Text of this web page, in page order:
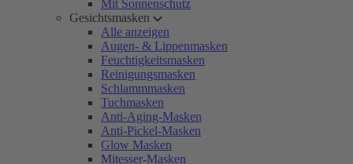
Mit Sonnenschutz
Gesichtsmasken
Alle anzeigen
Augen- & Lippenmasken
Feuchtigkeitsmasken
Reinigungsmasken
Schlammmasken
Tuchmasken
Anti-Aging-Masken
Anti-Pickel-Masken
Glow Masken
Mitesser-Masken